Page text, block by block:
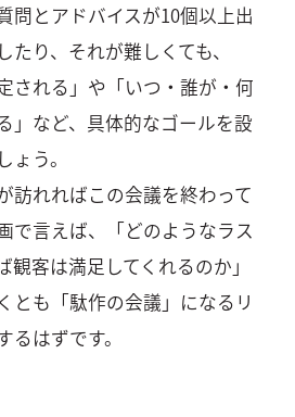
問とアドバイスが10個以上出
り、それが難しくても、
される」や「いつ・誰が・何
」など、具体的なゴールを設
う。
訪れればこの会議を終わって
で言えば、「どのようなラス
観客は満足してくれるのか」
とも「駄作の会議」になるリ
るはずです。